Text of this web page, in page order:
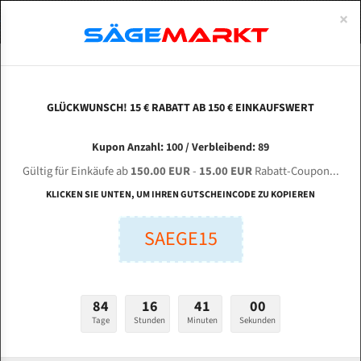
PROTECH BS-500 FA für 6060 mm Bi-Metall
Bandsägeblätter
Länge (mm):
Stärken + Zahnteilung:
mm
ABOUTS
ENGLISH
Bi-Metall Meterware
Fleischerei Bandsägeblätter
Bandmesser Glatt Meterware
Konvex Meterware
×
GLÜCKWUNSCH! 15 € RABATT AB 150 € EINKAUFSWERT
Kupon Anzahl: 100 / Verbleibend: 89
Gültig für Einkäufe ab150.00 EUR- 15.00 EURRabatt-Coupon...
KLICKEN SIE UNTEN, UM IHREN GUTSCHEINCODE ZU KOPIEREN
SAEGE15
84
Tage
16
Stunden
40
Minuten
59
Sekunden